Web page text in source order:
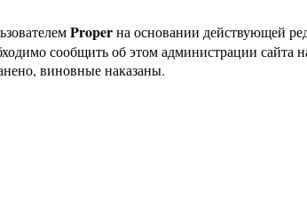
Properна основании действующей
сообщить об этом администрации сайта
виновные наказаны.